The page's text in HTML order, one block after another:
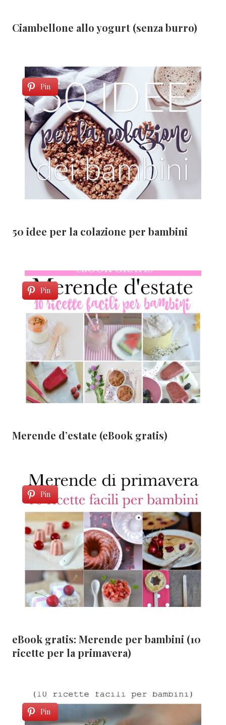
Ciambellone allo yogurt (senza burro)
Pin
50 idee per la colazione per bambini
Pin
Merende d’estate (eBook gratis)
Pin
eBook gratis: Merende per bambini (10
ricette per la primavera)
Pin